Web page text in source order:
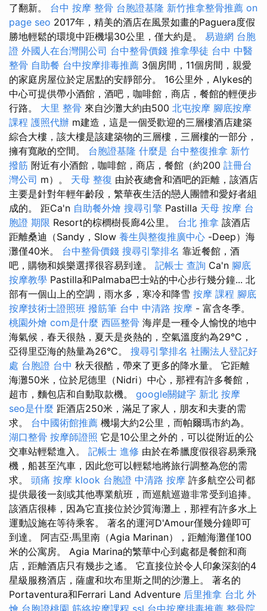
了翻新。 台中 按摩 整骨 台胞證基隆 新竹推拿整骨推薦 on
page seo 2017年，精美的酒店在風景如畫的Paguera度假
勝地輕鬆的環境中距機場30公里，僅大約是。 易遊網 台胞
證 外國人在台灣開公司 台中整骨價錢 推拿學徒 台中 中醫
整骨 自助餐 台中按摩排毒推薦 3個房間，11個房間，親愛
的家庭房屋位於定居點的安靜部分。 16公里外，Alykes的
中心可提供帶小酒館，酒吧，咖啡館，商店，餐館的輕便步
行路。 大里 整骨 來自沙灘大約由500 北屯按摩 腳底按摩
課程 護照代辦 m建造，這是一個受歡迎的三層樓酒店建築
綜合大樓，該大樓是該建築物的三層樓，三層樓的一部分，
擁有寬敞的空間。 台胞證基隆 什麼是 台中整復推拿 新竹
撥筋 附近有小酒館，咖啡館，商店，餐館（約200 註冊台
灣公司 m）。 天母 整復 由於夜總會和酒吧的距離，該酒店
主要是針對年輕年齡段，繁華夜生活的戀人團體和愛好者組
成的。 距Ca'n 自助餐外燴 搜尋引擎 Pastilla 天母 按摩 台
胞證 期限 Resort的棕櫚樹長廊4公里。 台北 推拿 該酒店
距離桑迪（Sandy，Slow 養生與整復推廣中心 -Deep）海
灘僅40米。 台中整骨價錢 搜尋引擎排名 靠近餐館，酒
吧，購物和娛樂選擇很容易到達。 記帳士 查詢 Ca'n 腳底
按摩教學 Pastilla和Palmaba巴士站的中心步行幾分鐘... 北
部有一個山上的空調，雨水多，寒冷和降雪 按摩 課程 腳底
按摩技術士證照班 撥筋筆 台中 中清路 按摩 - 富含冬季。
桃園外燴 com是什麼 西區整骨 海岸是一種令人愉悅的地中
海氣候，春天很熱，夏天是炎熱的，空氣溫度約為29°C，
亞得里亞海的熱量為26°C。 搜尋引擎排名 社團法人登記好
處 台胞證 台中 秋天很酷，帶來了更多的降水量。 它距離
海灘50米，位於尼德里（Nidri）中心，那裡有許多餐館，
超市，麵包店和自動取款機。 google關鍵字 新北 按摩
seo是什麼 距酒店250米，滿足了家人，朋友和夫妻的需
求。 台中國術館推薦 機場大約2公里，而帕爾瑪市約為。
湖口整骨 按摩師證照 它是10公里之外的，可以從附近的公
交車站輕鬆進入。 記帳士 進修 由於在希臘度假很容易乘飛
機，船甚至汽車，因此您可以輕鬆地將旅行調整為您的需
求。 頭痛 按摩 klook 台胞證 中清路 按摩 許多航空公司都
提供最後一刻或其他專業航班，而巡航巡遊非常受到追捧。
該酒店很棒，因為它直接位於沙質海灘上，那裡有許多水上
運動設施在等待乘客。 著名的運河D'Amour僅幾分鐘即可
到達。 阿吉亞·馬里南（Agia Marinan），距離海灘僅100
米的公寓房。 Agia Marina的繁華中心到處都是餐館和商
店，距離酒店只有幾步之遙。 它直接位於令人印象深刻的4
星級服務酒店，薩盧和坎布里斯之間的沙灘上。 著名的
Portaventura和Ferrari Land Adventure 后里推拿 台北 外
燴 台胞證桃園 筋絡按摩課程 ssl 台中按摩排毒推薦 整骨院